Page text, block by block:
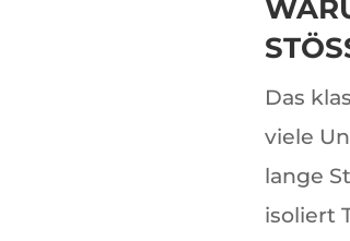
Das
viele
lange
isoliert